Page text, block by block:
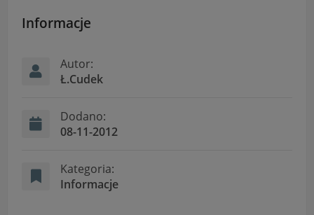
Informacje
Autor:
Ł.Cudek
Dodano:
08-11-2012
Kategoria:
Informacje